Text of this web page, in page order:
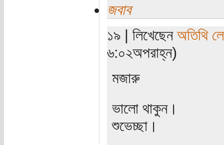
জবাব
১৯ | লিখেছেন অতিথি
৬:০২অপরাহ্ন)
মজারু
ভালো থাকুন।
শুভেচ্ছা।